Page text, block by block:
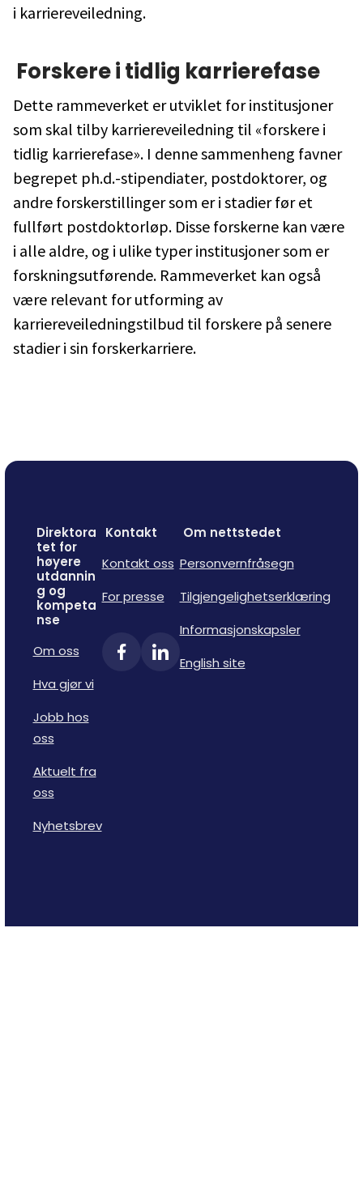
i karriereveiledning.
Forskere i tidlig karrierefase
Dette rammeverket er utviklet for institusjoner
som skal tilby karriereveiledning til «forskere i
tidlig karrierefase». I denne sammenheng favner
begrepet ph.d.-stipendiater, postdoktorer, og
andre forskerstillinger som er i stadier før et
fullført postdoktorløp. Disse forskerne kan være
i alle aldre, og i ulike typer institusjoner som er
forskningsutførende. Rammeverket kan også
være relevant for utforming av
karriereveiledningstilbud til forskere på senere
stadier i sin forskerkarriere.
Direktora
tet for
høyere
utdannin
g og
kompeta
nse
Om oss
Hva gjør vi
Jobb hos
oss
Aktuelt fra
oss
Nyhetsbrev
Kontakt
Kontakt oss
For presse
Om nettstedet
Personvernfråsegn
Tilgjengelighetserklæring
Informasjonskapsler
English site